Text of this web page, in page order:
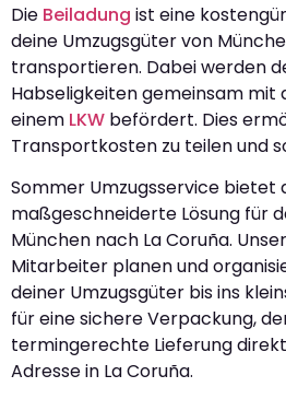
Die Beiladung ist eine
deine Umzugsgüter von
transportieren. Dabei werden
Habseligkeiten gemeinsam mit
einem LKW befördert. Dies
Transportkosten zu teilen und
Sommer Umzugsservice bietet
maßgeschneiderte Lösung für
München nach La Coruña.
Mitarbeiter planen und
deiner Umzugsgüter bis ins
für eine sichere Verpackung,
termingerechte Lieferung
Adresse in La Coruña.